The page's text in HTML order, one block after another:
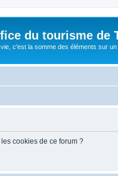
du tourisme de
c'est la somme des éléments sur
cookies de ce forum ?